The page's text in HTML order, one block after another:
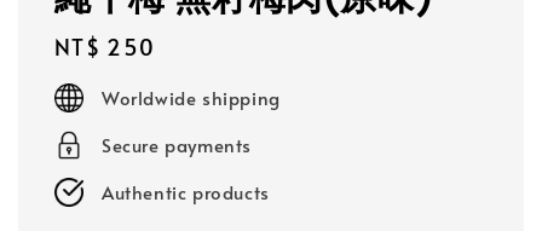
Regular
price
NT$ 250
Worldwide shipping
Secure payments
Authentic products